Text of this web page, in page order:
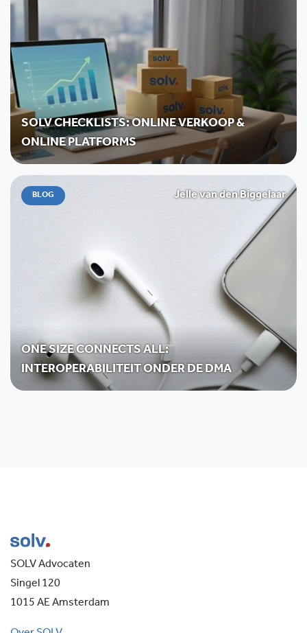
SOLV CHECKLISTS: ONLINE VERKOOP &
ONLINE PLATFORMS
BLOG Jelle van den Biggelaar
ONE SIZE CONNECTS ALL:
INTEROPERABILITEIT ONDER DE DMA
SOLV Advocaten
Singel 120
1015 AE Amsterdam